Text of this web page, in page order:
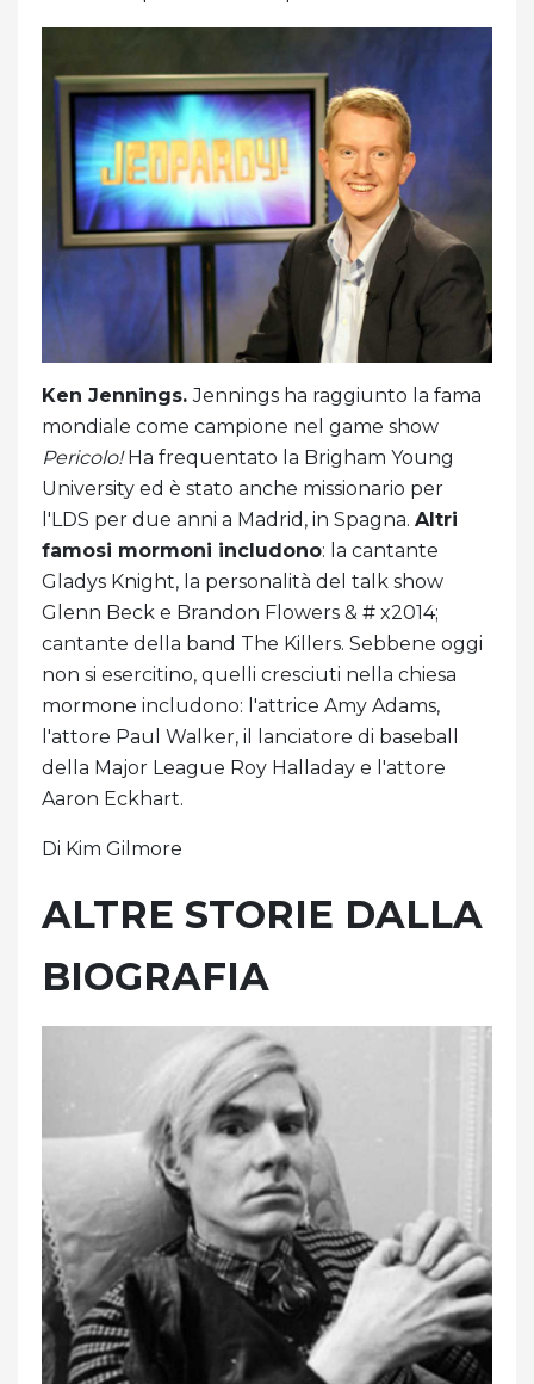
Ken Jennings.Jennings ha raggiunto la fama
mondiale come campione nel game show
Pericolo!Ha frequentato la Brigham Young
University ed è stato anche missionario per
l'LDS per due anni a Madrid, in Spagna. Altri
famosi mormoni includono: la cantante
Gladys Knight, la personalità del talk show
Glenn Beck e Brandon Flowers & # x2014;
cantante della band The Killers. Sebbene oggi
non si esercitino, quelli cresciuti nella chiesa
mormone includono: l'attrice Amy Adams,
l'attore Paul Walker, il lanciatore di baseball
della Major League Roy Halladay e l'attore
Aaron Eckhart.
Di Kim Gilmore
ALTRE STORIE DALLA
BIOGRAFIA